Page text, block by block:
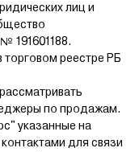
лиц и
191601188.
торговом реестре РБ
по продажам.
указанные на
для связи